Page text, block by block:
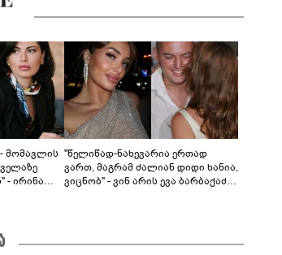
მომავლის
- ირინა
"წელიწად-ნახევარია ერთად
ვართ, მაგრამ ძალიან დიდი ხანია,
ვიცნობ" - ვინ არის ევა ბარბაქაძის